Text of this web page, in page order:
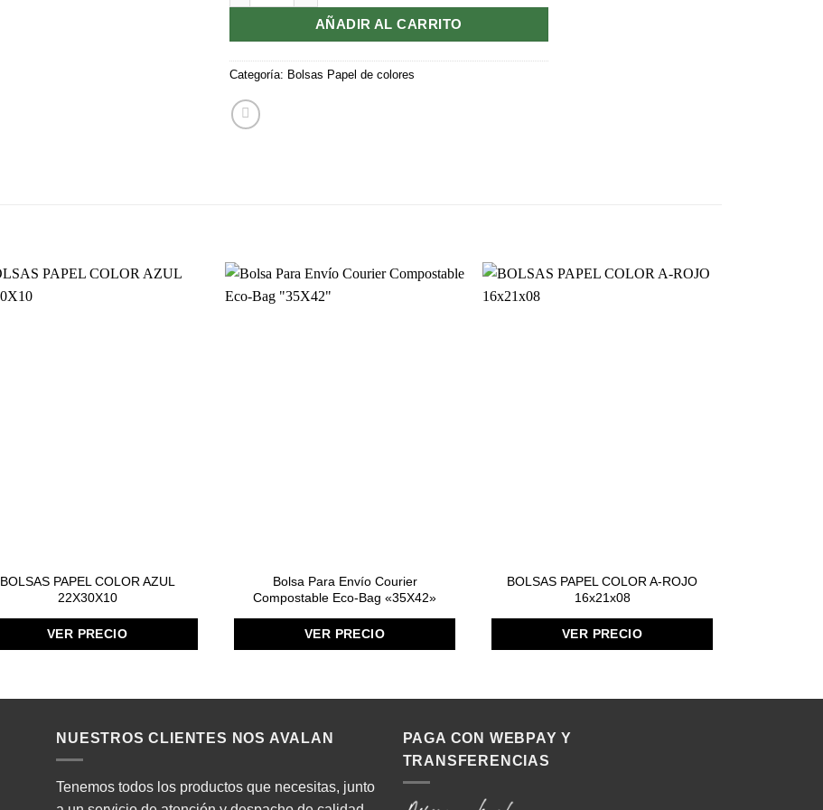
AÑADIR AL CARRITO
Categoría: Bolsas Papel de colores
BOLSAS PAPEL COLOR AZUL
22X30X10
VER PRECIO
Bolsa Para Envío Courier
Compostable Eco-Bag «35X42»
VER PRECIO
BOLSAS PAPEL COLOR A-ROJO
16x21x08
VER PRECIO
NUESTROS CLIENTES NOS AVALAN
Tenemos todos los productos que necesitas, junto
PAGA CON WEBPAY Y
TRANSFERENCIAS